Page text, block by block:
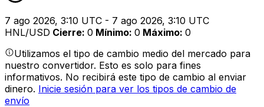
7 ago 2026, 3:10 UTC - 7 ago 2026, 3:10 UTC
HNL/USD Cierre: 0 Mínimo: 0 Máximo: 0
Utilizamos el tipo de cambio medio del mercado para
nuestro convertidor. Esto es solo para fines
informativos. No recibirá este tipo de cambio al enviar
dinero. Inicie sesión para ver los tipos de cambio de
envío